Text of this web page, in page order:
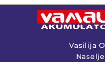
Vasilija